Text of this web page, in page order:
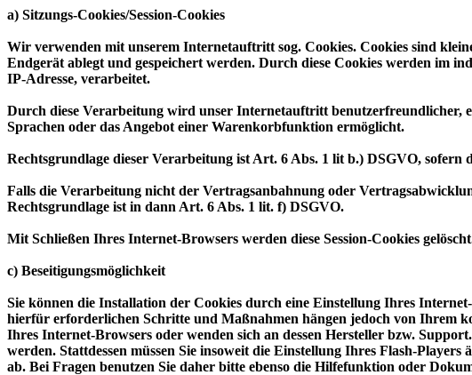
a) Sitzungs-Cookies/Session-Cookies
Wir verwenden mit unserem Internetauftritt sog. Cookies. Cookies sind
Endgerät ablegt und gespeichert werden. Durch diese Cookies werden im
IP-Adresse, verarbeitet.
Durch diese Verarbeitung wird unser Internetauftritt benutzerfreundlicher,
Sprachen oder das Angebot einer Warenkorbfunktion ermöglicht.
Rechtsgrundlage dieser Verarbeitung ist Art. 6 Abs. 1 lit b.) DSGVO,
Falls die Verarbeitung nicht der Vertragsanbahnung oder
Rechtsgrundlage ist in dann Art. 6 Abs. 1 lit. f) DSGVO.
Mit Schließen Ihres Internet-Browsers werden diese Session-Cookies
c) Beseitigungsmöglichkeit
Sie können die Installation der Cookies durch eine Einstellung Ihres
hierfür erforderlichen Schritte und Maßnahmen hängen jedoch von Ihrem
Ihres Internet-Browsers oder wenden sich an dessen Hersteller bzw.
werden. Stattdessen müssen Sie insoweit die Einstellung Ihres Flash-
ab. Bei Fragen benutzen Sie daher bitte ebenso die Hilfefunktion oder